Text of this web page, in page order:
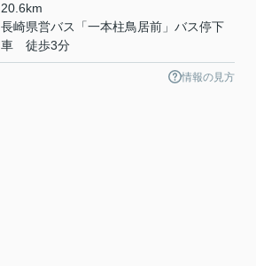
20.6km
長崎県営バス「一本柱鳥居前」バス停下
車 徒歩3分
情報の見方